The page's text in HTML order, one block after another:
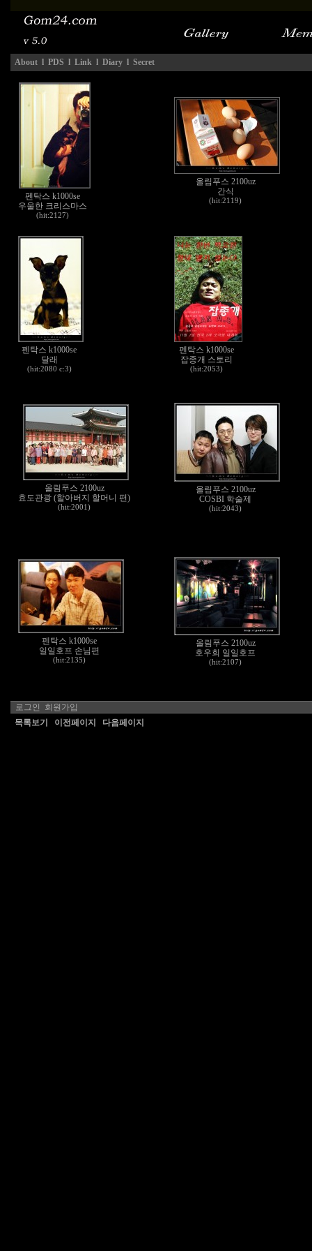
About l PDS l Link l Diary l Secret
펜탁스 k1000se
우울한 크리스마스
(hit:2127)
올림푸스 2100uz
간식
(hit:2119)
펜탁스 k1000se
달래
(hit:2080 c:3)
펜탁스 k1000se
잡종개 스토리
(hit:2053)
올림푸스 2100uz
효도관광 (할아버지 할머니 편)
(hit:2001)
올림푸스 2100uz
COSBI 학술제
(hit:2043)
펜탁스 k1000se
일일호프 손님편
(hit:2135)
올림푸스 2100uz
호우회 일일호프
(hit:2107)
로그인
회원가입
목록보기
이전페이지 다음페이지